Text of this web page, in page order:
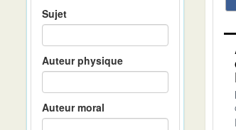
Sujet
Auteur physique
Auteur moral